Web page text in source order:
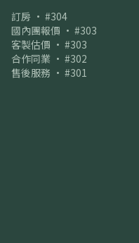
訂房 · #304
國內團報價 · #303
客製估價 · #303
合作同業 · #302
售後服務 · #301